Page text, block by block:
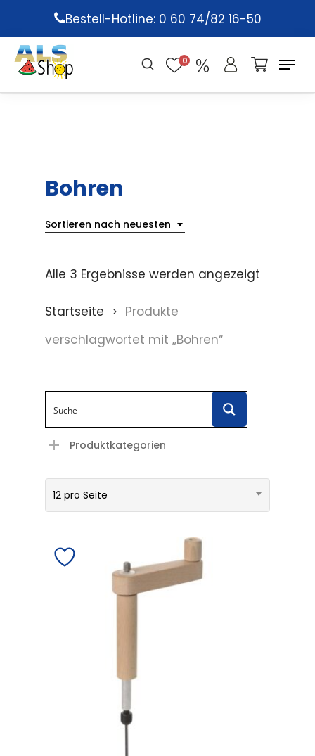
main
content
Bestell-Hotline: 0 60 74/82 16-50
0
Bohren
Sortieren nach neuesten
Alle 3 Ergebnisse werden angezeigt
Startseite
Produkte
verschlagwortet mit „Bohren“
Produktkategorien
12 pro Seite